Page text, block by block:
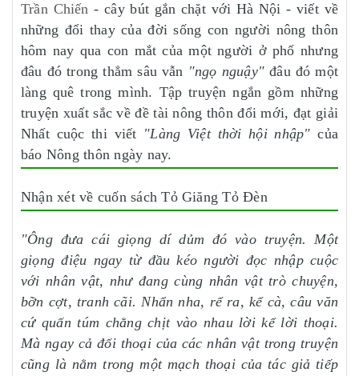
Trần Chiến - cây bút gắn chặt với Hà Nội - viết về
những đổi thay của đời sống con người nông thôn
hôm nay qua con mắt của một người ở phố nhưng
đâu đó trong thẳm sâu vẫn "ngọ nguậy" đâu đó một
làng quê trong mình. Tập truyện ngắn gồm những
truyện xuất sắc về đề tài nông thôn đổi mới, đạt giải
Nhất cuộc thi viết "Làng Việt thời hội nhập" của
báo Nông thôn ngày nay.
Nhận xét về cuốn sách Tỏ Giăng Tỏ Đèn
"Ông đưa cái giọng dí dủm đó vào truyện. Một
giọng điệu ngay từ đầu kéo người đọc nhập cuộc
với nhân vật, như đang cùng nhân vật trò chuyện,
bỡn cợt, tranh cãi. Nhẩn nha, rể ra, kể cà, câu văn
cứ quấn túm chằng chịt vào nhau lời kể lời thoại.
Mà ngay cả đối thoại của các nhân vật trong truyện
cũng là nằm trong một mạch thoại của tác giả tiếp